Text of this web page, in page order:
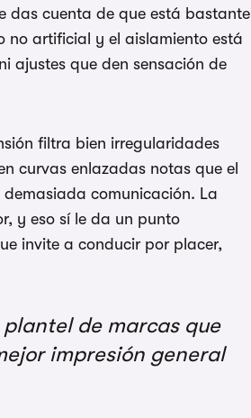
das cuenta de que está bastante
no artificial y el aislamiento está
ajustes que den sensación de
filtra bien irregularidades
curvas enlazadas notas que el
comunicación. La
y eso sí le da un punto
invite a conducir por placer,
de marcas que
impresión general